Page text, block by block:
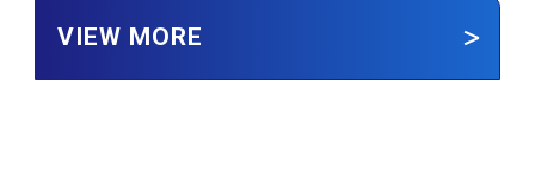
VIEW MORE